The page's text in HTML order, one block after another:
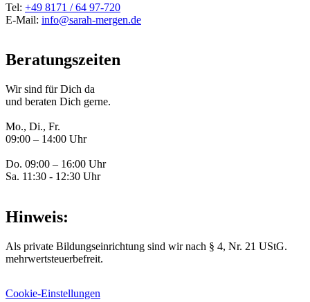
Tel: +49 8171 / 64 97-720
E-Mail: info@sarah-mergen.de
Beratungszeiten
Wir sind für Dich da
und beraten Dich gerne.
Mo., Di., Fr.
09:00 – 14:00 Uhr
Do. 09:00 – 16:00 Uhr
Sa. 11:30 - 12:30 Uhr
Hinweis:
Als private Bildungseinrichtung sind wir nach § 4, Nr. 21 UStG.
mehrwertsteuerbefreit.
Cookie-Einstellungen